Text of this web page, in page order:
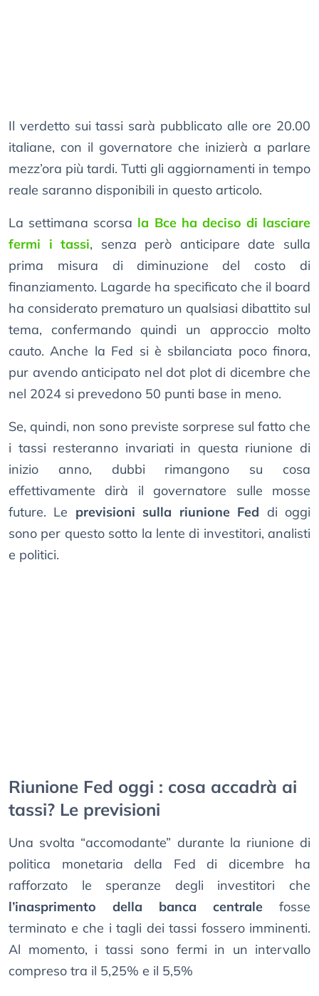
Il verdetto sui tassi sarà pubblicato alle ore 20.00
italiane, con il governatore che inizierà a parlare
mezz’ora più tardi. Tutti gli aggiornamenti in tempo
reale saranno disponibili in questo articolo.
La settimana scorsa la Bce ha deciso di lasciare
fermi i tassi, senza però anticipare date sulla
prima misura di diminuzione del costo di
finanziamento. Lagarde ha specificato che il board
ha considerato prematuro un qualsiasi dibattito sul
tema, confermando quindi un approccio molto
cauto. Anche la Fed si è sbilanciata poco finora,
pur avendo anticipato nel dot plot di dicembre che
nel 2024 si prevedono 50 punti base in meno.
Se, quindi, non sono previste sorprese sul fatto che
i tassi resteranno invariati in questa riunione di
inizio anno, dubbi rimangono su cosa
effettivamente dirà il governatore sulle mosse
future. Le previsioni sulla riunione Fed di oggi
sono per questo sotto la lente di investitori, analisti
e politici.
Riunione Fed oggi : cosa accadrà ai
tassi? Le previsioni
Una svolta “accomodante” durante la riunione di
politica monetaria della Fed di dicembre ha
rafforzato le speranze degli investitori che
l’inasprimento della banca centrale fosse
terminato e che i tagli dei tassi fossero imminenti.
Al momento, i tassi sono fermi in un intervallo
compreso tra il 5,25% e il 5,5%